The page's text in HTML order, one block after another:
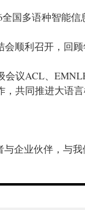
国多语种智能
会顺利召开，回
会议ACL、
，共同推进大语
企业伙伴，与我